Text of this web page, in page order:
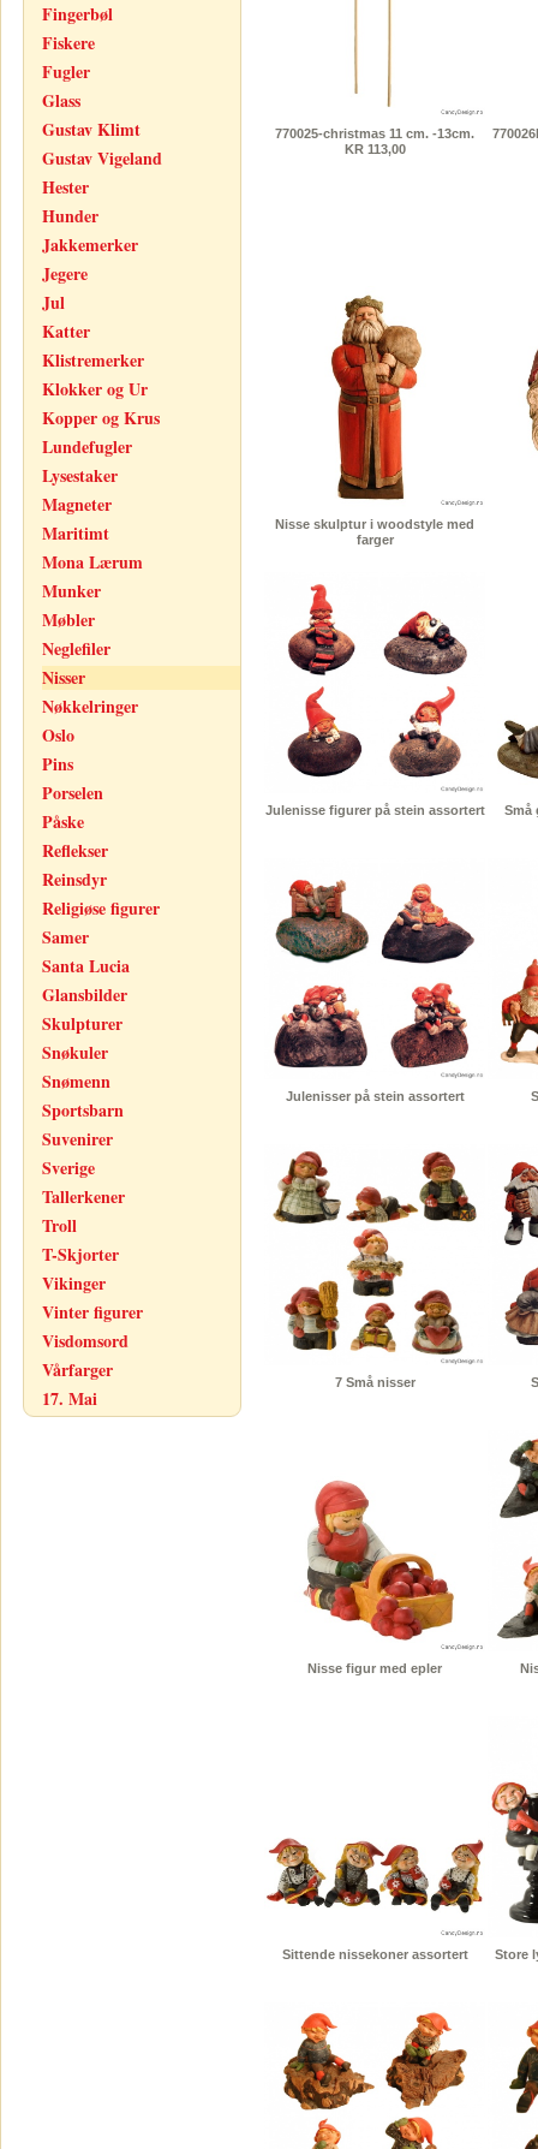
Fingerbøl
Fiskere
Fugler
Glass
Gustav Klimt
Gustav Vigeland
Hester
Hunder
Jakkemerker
Jegere
Jul
Katter
Klistremerker
Klokker og Ur
Kopper og Krus
Lundefugler
Lysestaker
Magneter
Maritimt
Mona Lærum
Munker
Møbler
Neglefiler
Nisser
Nøkkelringer
Oslo
Pins
Porselen
Påske
Reflekser
Reinsdyr
Religiøse figurer
Samer
Santa Lucia
Glansbilder
Skulpturer
Snøkuler
Snømenn
Sportsbarn
Suvenirer
Sverige
Tallerkener
Troll
T-Skjorter
Vikinger
Vinter figurer
Visdomsord
Vårfarger
17. Mai
770025-christmas 11 cm. -13cm.
KR 113,00
Nisse skulptur i woodstyle med
farger
Julenisse figurer på stein assortert Små
Julenisser på stein assortert
7 Små nisser
Nisse figur med epler
Sittende nissekoner assortert Store